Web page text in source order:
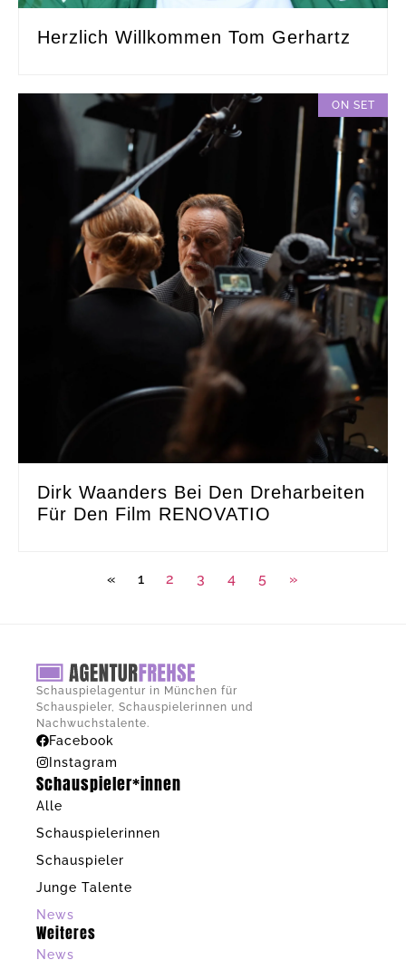
Herzlich Willkommen Tom Gerhartz
ON SET
Dirk Waanders Bei Den Dreharbeiten
Für Den Film RENOVATIO
« 1 2 3 4 5 »
Schauspielagentur in München für
Schauspieler, Schauspielerinnen und
Nachwuchstalente.
Facebook
Instagram
Schauspieler*innen
Alle
Schauspielerinnen
Schauspieler
Junge Talente
News
Weiteres
News